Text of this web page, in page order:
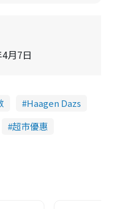
月7日
Haagen Dazs
超市優惠